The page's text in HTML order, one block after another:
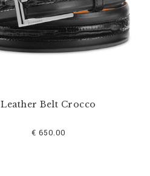
Leather Belt Crocco
€ 650.00